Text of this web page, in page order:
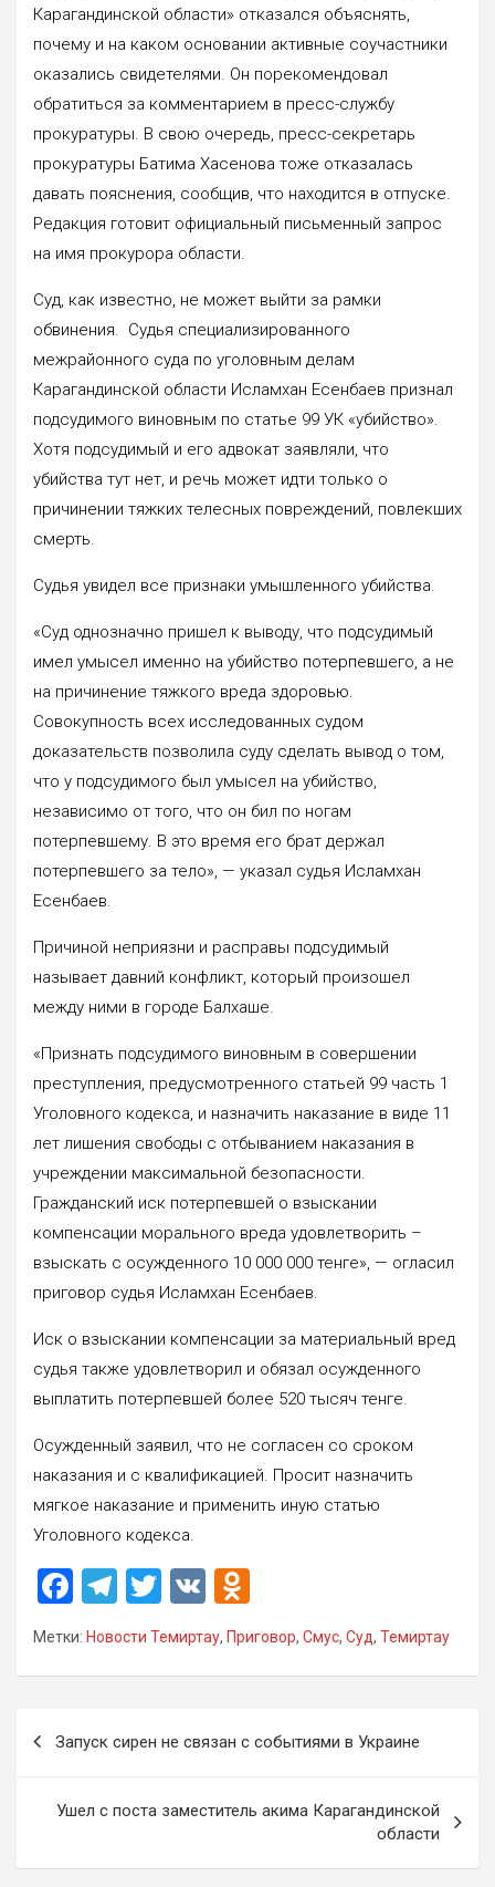
Карагандинской области» отказался объяснять,
почему и на каком основании активные соучастники
оказались свидетелями. Он порекомендовал
обратиться за комментарием в пресс-службу
прокуратуры. В свою очередь, пресс-секретарь
прокуратуры Батима Хасенова тоже отказалась
давать пояснения, сообщив, что находится в отпуске.
Редакция готовит официальный письменный запрос
на имя прокурора области.
Суд, как известно, не может выйти за рамки
обвинения. Судья специализированного
межрайонного суда по уголовным делам
Карагандинской области Исламхан Есенбаев признал
подсудимого виновным по статье 99 УК «убийство».
Хотя подсудимый и его адвокат заявляли, что
убийства тут нет, и речь может идти только о
причинении тяжких телесных повреждений, повлекших
смерть.
Судья увидел все признаки умышленного убийства.
«Суд однозначно пришел к выводу, что подсудимый
имел умысел именно на убийство потерпевшего, а не
на причинение тяжкого вреда здоровью.
Совокупность всех исследованных судом
доказательств позволила суду сделать вывод о том,
что у подсудимого был умысел на убийство,
независимо от того, что он бил по ногам
потерпевшему. В это время его брат держал
потерпевшего за тело», — указал судья Исламхан
Есенбаев.
Причиной неприязни и расправы подсудимый
называет давний конфликт, который произошел
между ними в городе Балхаше.
«Признать подсудимого виновным в совершении
преступления, предусмотренного статьей 99 часть 1
Уголовного кодекса, и назначить наказание в виде 11
лет лишения свободы с отбыванием наказания в
учреждении максимальной безопасности.
Гражданский иск потерпевшей о взыскании
компенсации морального вреда удовлетворить –
взыскать с осужденного 10 000 000 тенге», — огласил
приговор судья Исламхан Есенбаев.
Иск о взыскании компенсации за материальный вред
судья также удовлетворил и обязал осужденного
выплатить потерпевшей более 520 тысяч тенге.
Осужденный заявил, что не согласен со сроком
наказания и с квалификацией. Просит назначить
мягкое наказание и применить иную статью
Уголовного кодекса.
F
a
ce
o
o
k
T
e
a
m
T
tt
V
K
n
kl
ss
ki
Метки: Новости Темиртау, Приговор, Смус, Суд, Темиртау
Запуск сирен не связан с событиями в Украине
Ушел с поста заместитель акима Карагандинской
области